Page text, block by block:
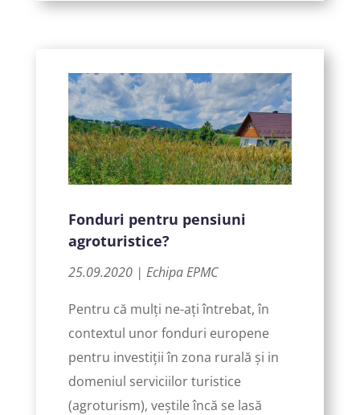
Fonduri pentru pensiuni
agroturistice?
25.09.2020 | Echipa EPMC
Pentru că mulți ne-ați întrebat, în
contextul unor fonduri europene
pentru investiții în zona rurală și in
domeniul serviciilor turistice
(agroturism), veștile încă se lasă